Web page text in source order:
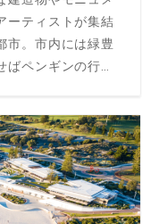
ーティストが集結
市。市内には緑豊
ペンギンの行進